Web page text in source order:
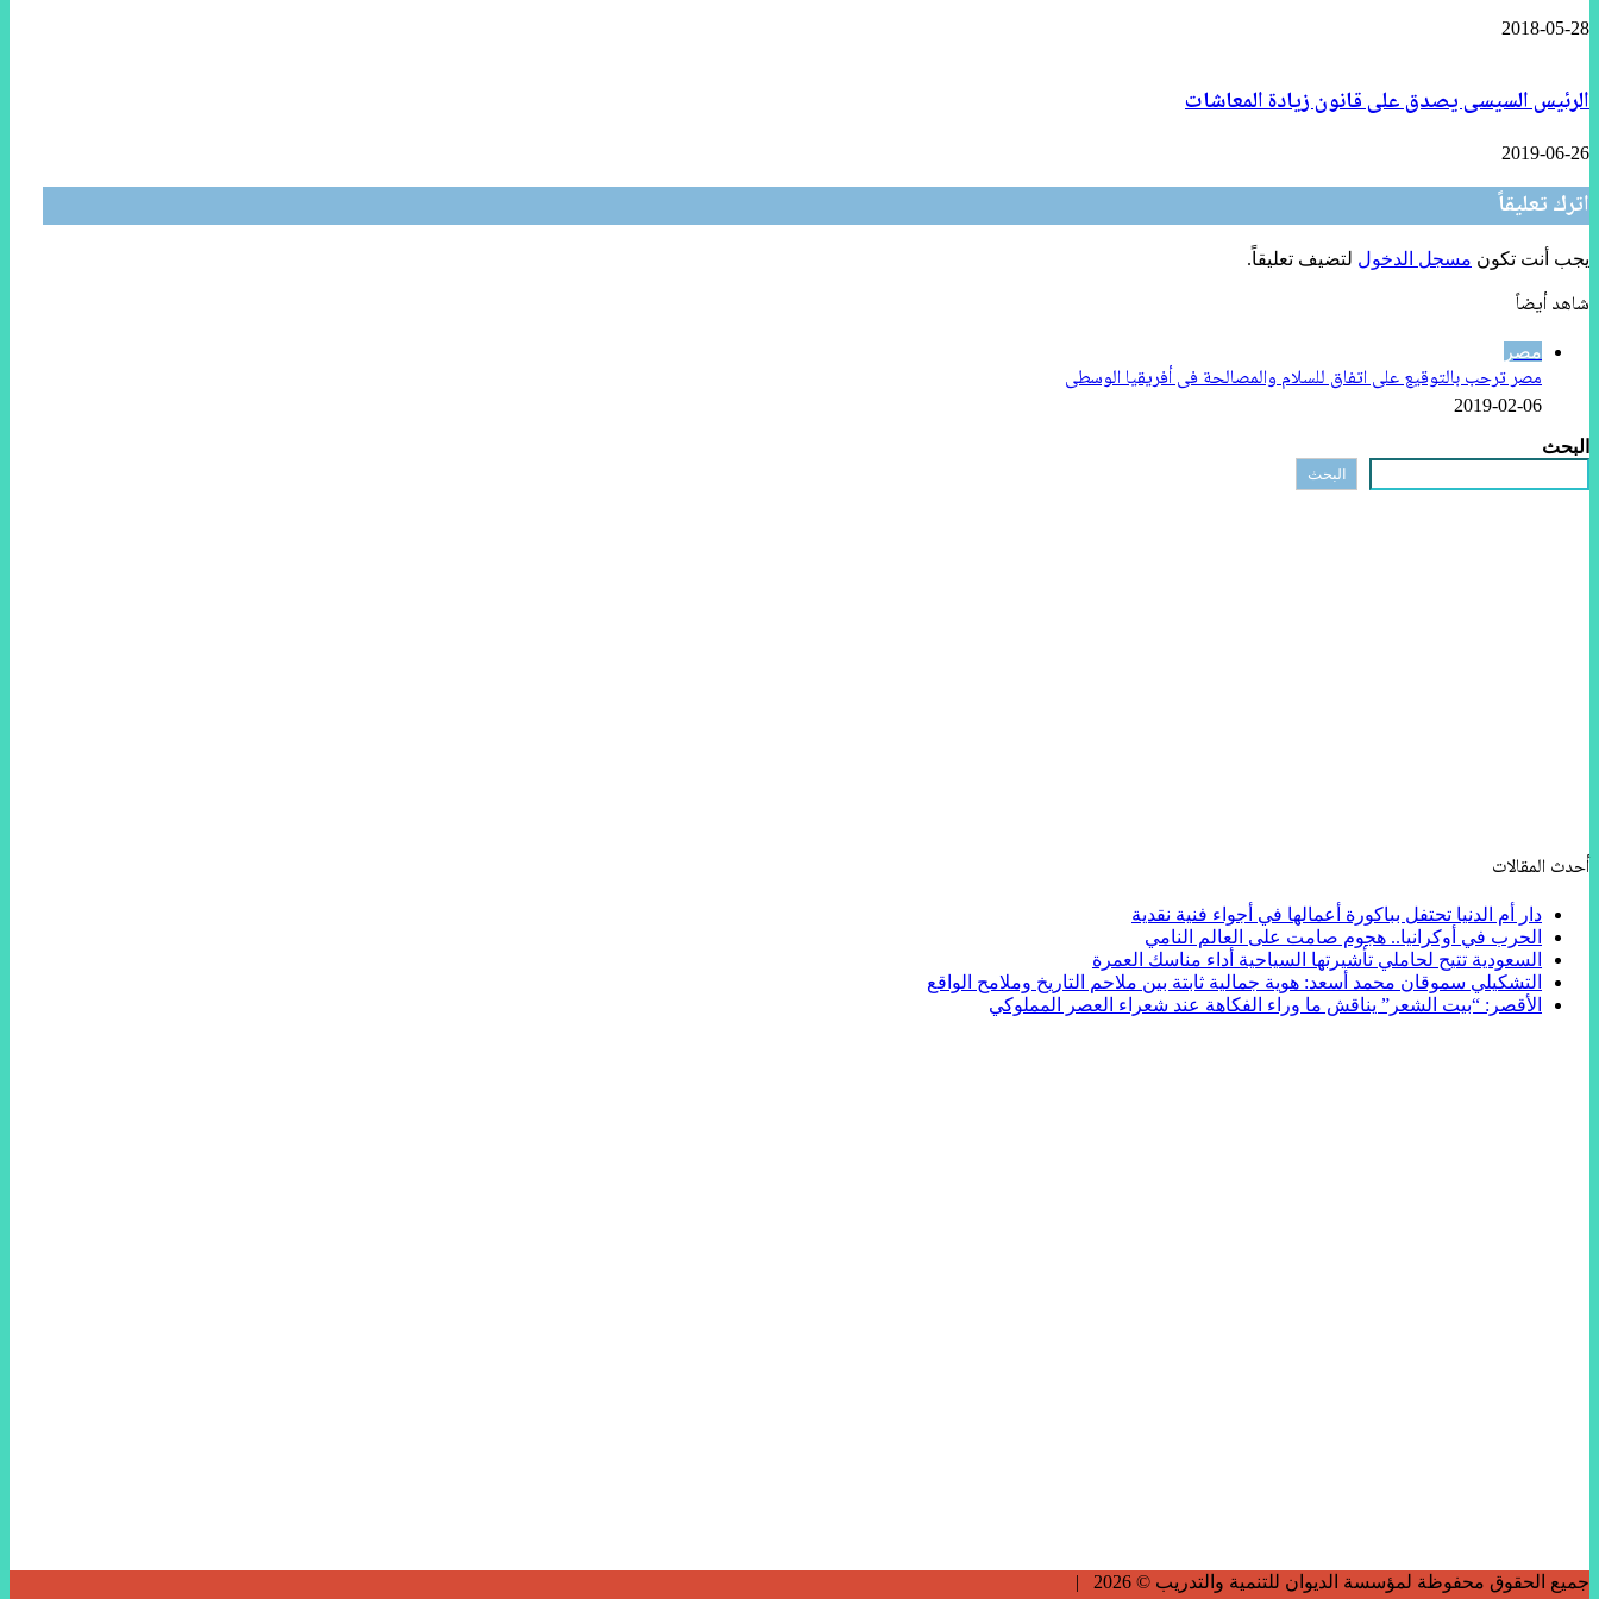
2018-05-28
الرئيس السيسى يصدق على قانون زيادة المعاشات
2019-06-26
اترك تعليقاً
يجب أنت تكون مسجل الدخول لتضيف تعليقاً.
شاهد أيضاً
مصر
مصر ترحب بالتوقيع على اتفاق للسلام والمصالحة فى أفريقيا الوسطى
2019-02-06
البحث
البحث
أحدث المقالات
دار أم الدنيا تحتفل بباكورة أعمالها في أجواء فنية نقدية
الحرب في أوكرانيا.. هجوم صامت على العالم النامي
السعودية تتيح لحاملي تأشيرتها السياحية أداء مناسك العمرة
التشكيلي سموقان محمد أسعد: هوية جمالية ثابتة بين ملاحم التاريخ وملامح الواقع
الأقصر: “بيت الشعر” يناقش ما وراء الفكاهة عند شعراء العصر المملوكي
جميع الحقوق محفوظة لمؤسسة الديوان للتنمية والتدريب © 2026 |